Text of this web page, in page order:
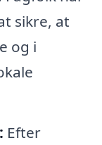
sikre, at
og i
Efter